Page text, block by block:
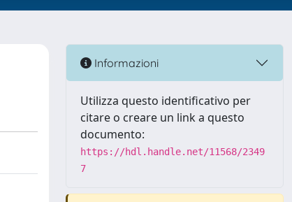
Informazioni
Utilizza questo identificativo per
citare o creare un link a questo
documento:
https://hdl.handle.net/11568/2349
7